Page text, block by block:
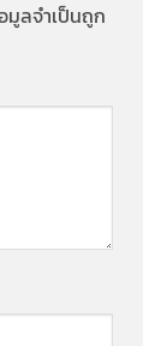
มูลจำเป็นถูก